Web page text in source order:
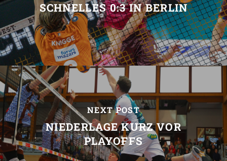
SCHNELLES 0:3 IN BERLIN
NEXT POST
NIEDERLAGE KURZ VOR
PLAYOFFS